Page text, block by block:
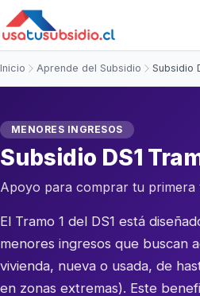
Inicio Aprende del Subsidio Subsidio
MENORES INGRESOS
Subsidio DS1
Apoyo para comprar tu primera
El Tramo 1 del DS1 está
menores ingresos que buscan
vivienda, nueva o usada, de
en zonas extremas). Este